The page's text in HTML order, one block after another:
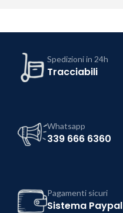
Spedizioni in 24h
Tracciabili
Whatsapp
339 666 6360
Pagamenti sicuri
Sistema Paypal